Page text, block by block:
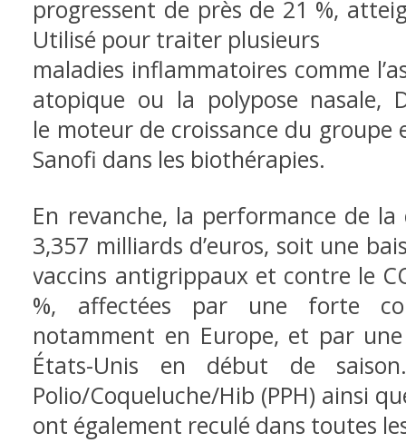
progressent de près de 21 %,
Utilisé pour traiter plusieurs
maladies inflammatoires comme
atopique ou la polypose nasale,
le moteur de croissance du groupe
Sanofi dans les biothérapies.
En revanche, la performance de
3,357 milliards d’euros, soit une
vaccins antigrippaux et contre le
%, affectées par une forte
notamment en Europe, et par
États-Unis en début de
Polio/Coqueluche/Hib (PPH) ainsi
ont également reculé dans toutes